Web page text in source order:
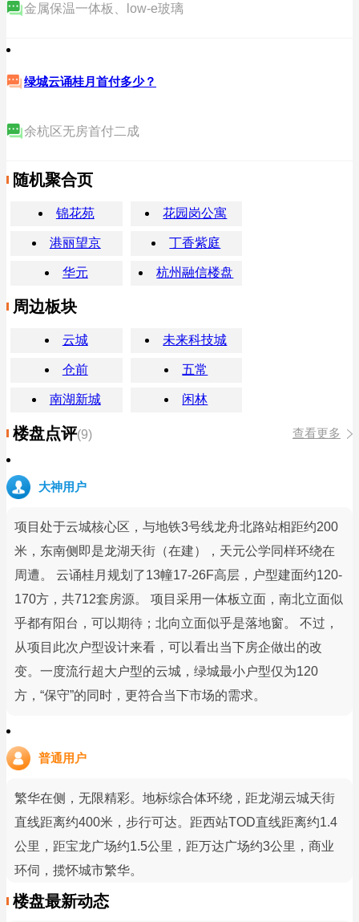
金属保温一体板、low-e玻璃
绿城云诵桂月首付多少？
余杭区无房首付二成
随机聚合页
锦花苑 花园岗公寓
港丽望京 丁香紫庭
华元 杭州融信楼盘
周边板块
云城 未来科技城
仓前 五常
南湖新城 闲林
楼盘点评(9) 查看更多
大神用户
项目处于云城核心区，与地铁3号线龙舟北路站相距约200
米，东南侧即是龙湖天街（在建），天元公学同样环绕在
周遭。 云诵桂月规划了13幢17-26F高层，户型建面约120-
170方，共712套房源。 项目采用一体板立面，南北立面似
乎都有阳台，可以期待；北向立面似乎是落地窗。 不过，
从项目此次户型设计来看，可以看出当下房企做出的改
变。一度流行超大户型的云城，绿城最小户型仅为120
方，“保守”的同时，更符合当下市场的需求。
普通用户
繁华在侧，无限精彩。地标综合体环绕，距龙湖云城天街
直线距离约400米，步行可达。距西站TOD直线距离约1.4
公里，距宝龙广场约1.5公里，距万达广场约3公里，商业
环伺，揽怀城市繁华。
楼盘最新动态